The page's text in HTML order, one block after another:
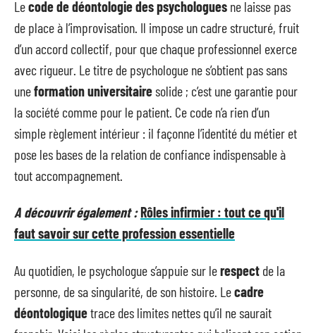
Lecode de déontologie des psychologues ne laisse pas
de place à l’improvisation. Il impose un cadre structuré, fruit
d’un accord collectif, pour que chaque professionnel exerce
avec rigueur. Le titre de psychologue ne s’obtient pas sans
uneformation universitairesolide ; c’est une garantie pour
la société comme pour le patient. Ce code n’a rien d’un
simple règlement intérieur : il façonne l’identité du métier et
pose les bases de la relation de confiance indispensable à
tout accompagnement.
A découvrir également :Rôles infirmier : tout ce qu'il
faut savoir sur cette profession essentielle
Au quotidien, le psychologue s’appuie sur lerespect de la
personne, de sa singularité, de son histoire. Lecadre
déontologiquetrace des limites nettes qu’il ne saurait